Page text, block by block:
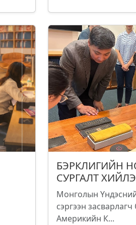
БЭРКЛИГИЙН
СУРГАЛТ
Монголын
сэргээн
Америкийн К...